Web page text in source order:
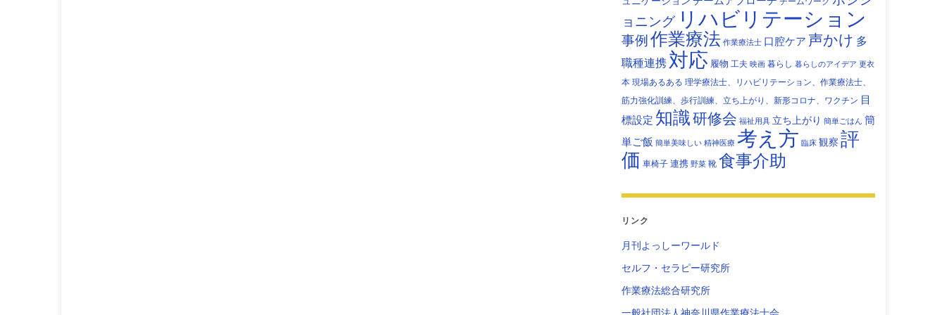
ョニング リハビリテーション
事例作業療法 作業療法士 口腔ケア 声かけ 多
職種連携 対応 履物 工夫 映画 暮らし 暮らしのアイデア 更衣
本 現場あるある 理学療法士、リハビリテーション、作業療法士、
筋力強化訓練、歩行訓練、立ち上がり、新形コロナ、ワクチン 目
標設定 知識研修会 福祉用具 立ち上がり 簡単ごはん 簡
単ご飯 簡単美味しい 精神医療 考え方 臨床 観察 評
価 車椅子 連携 野菜 靴 食事介助
リンク
月刊よっしーワールド
セルフ・セラピー研究所
作業療法総合研究所
一般社団法人神奈川県作業療法士会